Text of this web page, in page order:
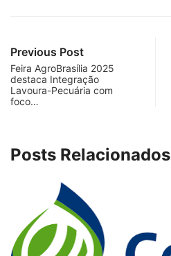
Previous Post
Feira AgroBrasília 2025
destaca Integração
Lavoura-Pecuária com
foco…
Posts Relacionados